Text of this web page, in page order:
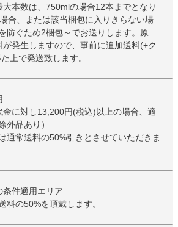
本数は、750mlの場合12本までとなり
合、または該当梱包に入りきらない場
防ぐため2梱包～でお送りします。原
発生しますので、事前に追加送料(+ク
上で発送致します。
金に対し13,200円(税込)以上の場合、適
外品あり）
通常送料の50%引きとさせていただきま
件適用エリア
料の50%を頂戴します。